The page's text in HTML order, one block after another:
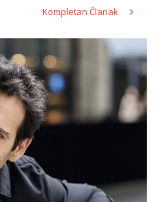
Kompletan Članak